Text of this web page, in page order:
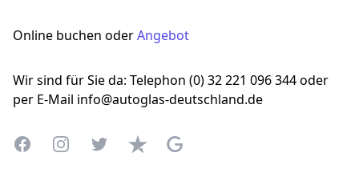
Online buchen oderAngebot
Wir sind für Sie da: Telephon (0) 32 221 096 344 oder
per E-Mail info@autoglas-deutschland.de
FacebookInstagramTwitterTrustpilotGoogle Business Profile